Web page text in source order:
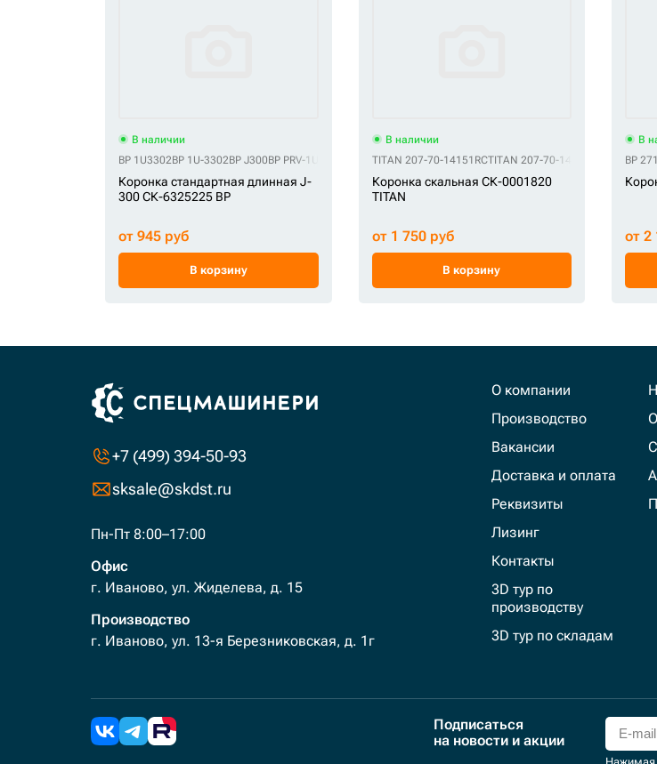
В наличии
BP 1U3302BP 1U-3302BP J300BP PRV-1U3302
Коронка стандартная длинная J-
300 СК-6325225 BP
от 945 руб
В корзину
В наличии
TITAN 207-70-14151RCTITAN 207-70-14151RE TITAN
Коронка скальная СК-0001820
TITAN
от 1 750 руб
В корзину
В
BP
от 2
+7 (499) 394-50-93
sksale@skdst.ru
Пн-Пт 8:00–17:00
Офис
г. Иваново, ул. Жиделева, д. 15
Производство
г. Иваново, ул. 13-я Березниковская, д. 1г
О компании
Производство
Вакансии
Доставка и оплата
Реквизиты
Лизинг
Контакты
3D тур по
производству
3D тур по складам
Подписаться
на новости и акции